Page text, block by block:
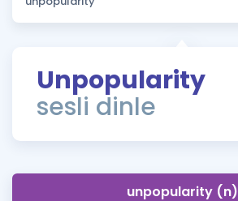
Puan Hesaplama
ÖSYM Sınav Takvimi
Kampanyalar
İngilizce Gramer
Unpopularity
sesli dinle
unpopularity (n)